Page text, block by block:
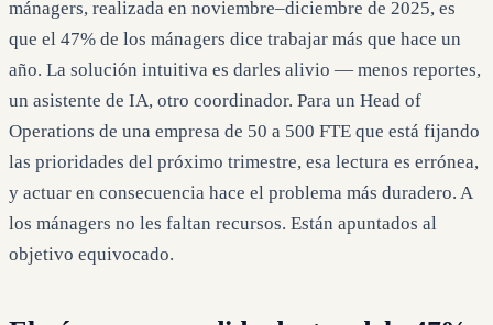
mánagers, realizada en noviembre–diciembre de 2025, es
que el 47% de los mánagers dice trabajar más que hace un
año. La solución intuitiva es darles alivio — menos reportes,
un asistente de IA, otro coordinador. Para un Head of
Operations de una empresa de 50 a 500 FTE que está fijando
las prioridades del próximo trimestre, esa lectura es errónea,
y actuar en consecuencia hace el problema más duradero. A
los mánagers no les faltan recursos. Están apuntados al
objetivo equivocado.